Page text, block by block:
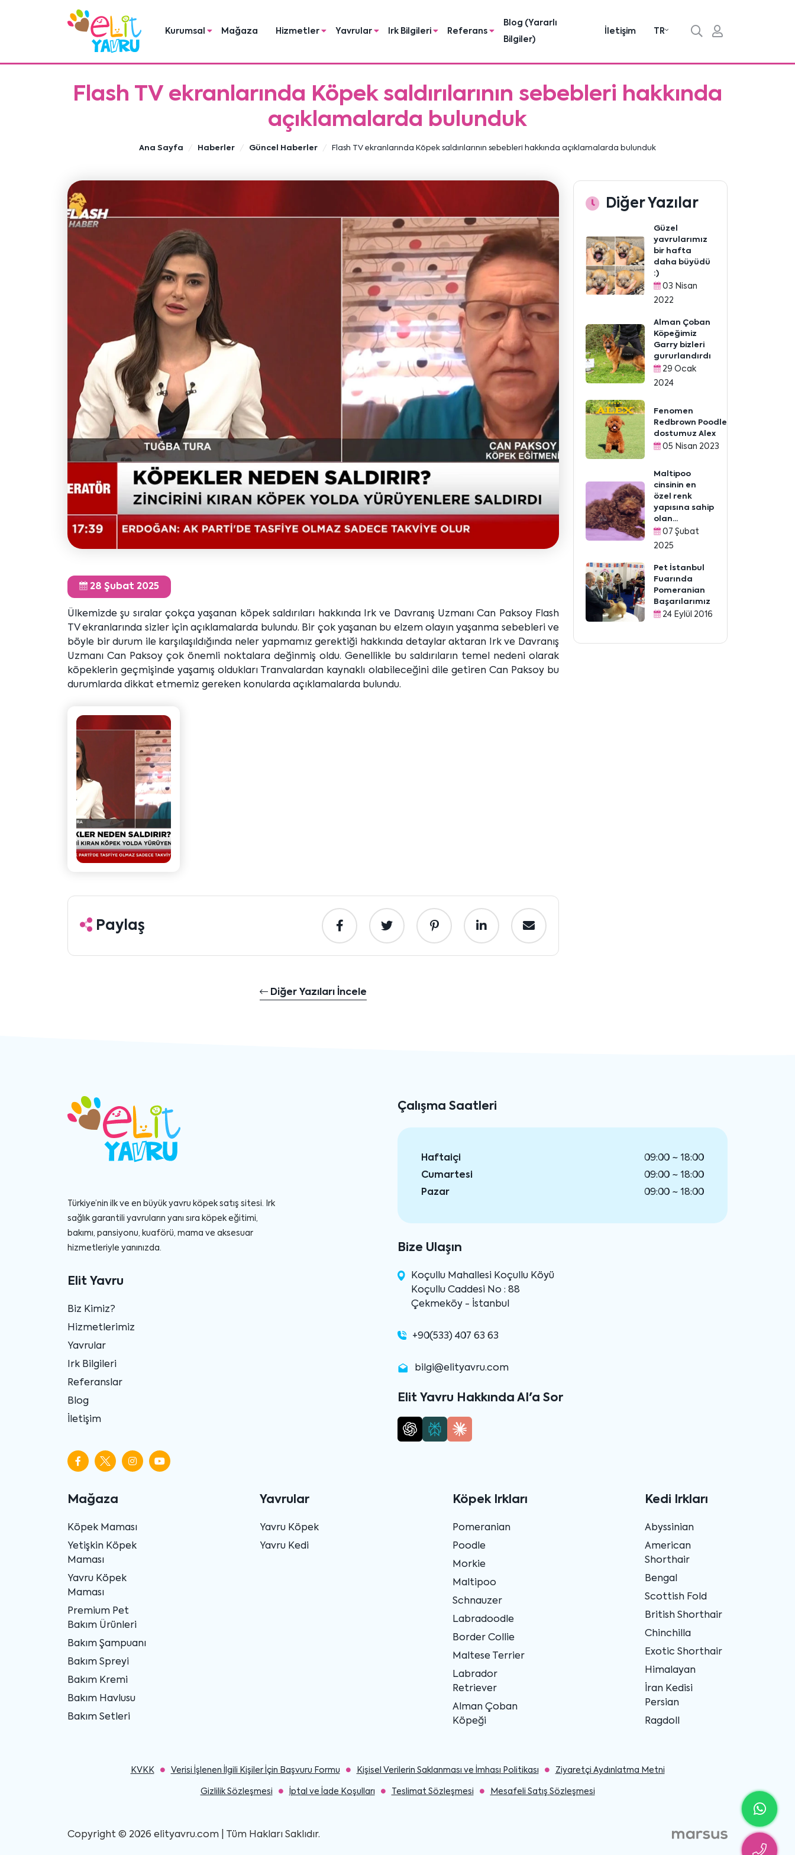
Kurumsal Mağaza Hizmetler Yavrular Irk Bilgileri Referans
Blog (Yararlı
Bilgiler)
İletişim TR
Flash TV ekranlarında Köpek saldırılarının sebebleri hakkında
açıklamalarda bulunduk
Ana Sayfa Haberler Güncel Haberler Flash TV ekranlarında Köpek saldırılarının sebebleri hakkında açıklamalarda bulunduk
28 Şubat 2025
Ülkemizde şu sıralar çokça yaşanan köpek saldırıları hakkında Irk ve Davranış Uzmanı Can Paksoy Flash
TV ekranlarında sizler için açıklamalarda bulundu. Bir çok yaşanan bu elzem olayın yaşanma sebebleri ve
böyle bir durum ile karşılaşıldığında neler yapmamız gerektiği hakkında detaylar aktaran Irk ve Davranış
Uzmanı Can Paksoy çok önemli noktalara değinmiş oldu. Genellikle bu saldırıların temel nedeni olarak
köpeklerin geçmişinde yaşamış oldukları Tranvalardan kaynaklı olabileceğini dile getiren Can Paksoy bu
durumlarda dikkat etmemiz gereken konularda açıklamalarda bulundu.
Paylaş
Diğer Yazıları İncele
Diğer Yazılar
Güzel
yavrularımız
bir hafta
daha büyüdü
:)
03 Nisan
2022
Alman Çoban
Köpeğimiz
Garry bizleri
gururlandırdı
29 Ocak
2024
Fenomen
Redbrown Poodle
dostumuz Alex
05 Nisan 2023
Maltipoo
cinsinin en
özel renk
yapısına sahip
olan...
07 Şubat
2025
Pet İstanbul
Fuarında
Pomeranian
Başarılarımız
24 Eylül 2016
Türkiye’nin ilk ve en büyük yavru köpek satış sitesi. Irk
sağlık garantili yavruların yanı sıra köpek eğitimi,
bakımı, pansiyonu, kuaförü, mama ve aksesuar
hizmetleriyle yanınızda.
Elit Yavru
Biz Kimiz?
Hizmetlerimiz
Yavrular
Irk Bilgileri
Referanslar
Blog
İletişim
Mağaza
Köpek Maması
Yetişkin Köpek
Maması
Yavru Köpek
Maması
Premium Pet
Bakım Ürünleri
Bakım Şampuanı
Bakım Spreyi
Bakım Kremi
Bakım Havlusu
Bakım Setleri
Yavrular
Yavru Köpek
Yavru Kedi
Köpek Irkları
Pomeranian
Poodle
Morkie
Maltipoo
Schnauzer
Labradoodle
Border Collie
Maltese Terrier
Labrador
Retriever
Alman Çoban
Köpeği
Kedi Irkları
Abyssinian
American
Shorthair
Bengal
Scottish Fold
British Shorthair
Chinchilla
Exotic Shorthair
Himalayan
İran Kedisi
Persian
Ragdoll
Çalışma Saatleri
Haftaiçi
09:00 ~ 18:00
Cumartesi
09:00 ~ 18:00
Pazar
09:00 ~ 18:00
Bize Ulaşın
Koçullu Mahallesi Koçullu Köyü
Koçullu Caddesi No : 88
Çekmeköy - İstanbul
+90(533) 407 63 63
bilgi@elityavru.com
Elit Yavru Hakkında AI'a Sor
KVKK Verisi İşlenen İlgili Kişiler İçin Başvuru Formu Kişisel Verilerin Saklanması ve İmhası Politikası Ziyaretçi Aydınlatma Metni
Gizlilik Sözleşmesi İptal ve İade Koşulları Teslimat Sözleşmesi Mesafeli Satış Sözleşmesi
Copyright © 2026 elityavru.com | Tüm Hakları Saklıdır.